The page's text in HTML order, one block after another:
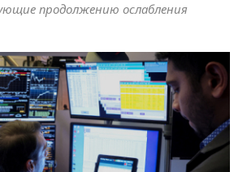
продолжению ослабления